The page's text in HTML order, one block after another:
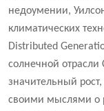
недоумении,
климатических
Distributed
солнечной
значительный
своими мыслями о